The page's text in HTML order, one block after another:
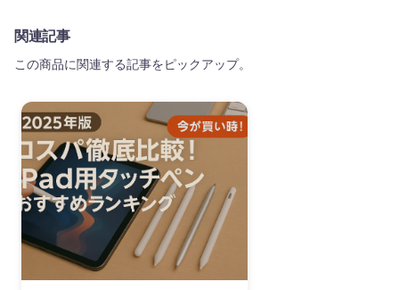
関連記事
この商品に関連する記事をピックアップ。